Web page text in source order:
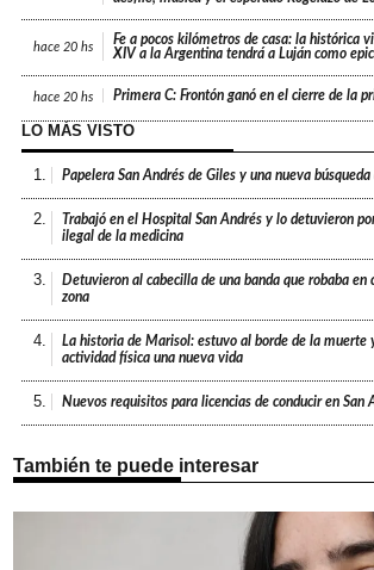
hace 20 hs
Fe a pocos kilómetros de casa: la histórica
XIV a la Argentina tendrá a Luján como
hace 20 hs Primera C: Frontón ganó en el cierre de la
LO MÁS VISTO
1. Papelera San Andrés de Giles y una nueva
2.
Trabajó en el Hospital San Andrés y lo detuvieron
ilegal de la medicina
3.
Detuvieron al cabecilla de una banda que robaba en
zona
4.
La historia de Marisol: estuvo al borde de la muerte
actividad física una nueva vida
5. Nuevos requisitos para licencias de conducir en San
También te puede interesar